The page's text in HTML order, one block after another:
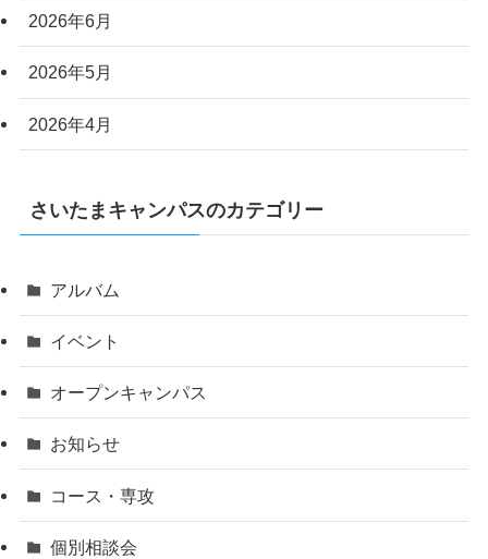
2026年6月
2026年5月
2026年4月
さいたまキャンパスのカテゴリー
アルバム
イベント
オープンキャンパス
お知らせ
コース・専攻
個別相談会